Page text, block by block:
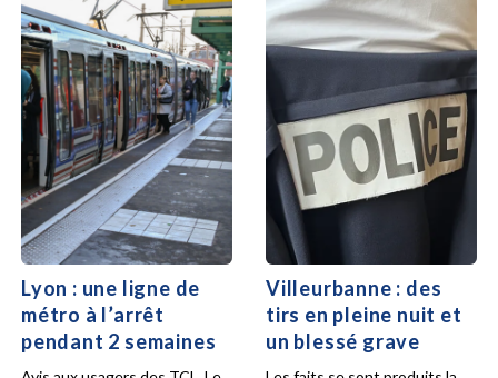
Lyon : une ligne de
métro à l’arrêt
pendant 2 semaines
Villeurbanne : des
tirs en pleine nuit et
un blessé grave